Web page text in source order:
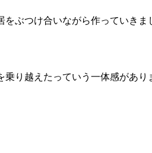
ぶつけ合いながら作っていきま
り越えたっていう一体感があり